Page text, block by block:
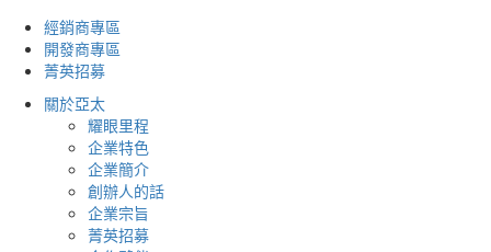
經銷商專區
開發商專區
菁英招募
關於亞太
耀眼里程
企業特色
企業簡介
創辦人的話
企業宗旨
菁英招募